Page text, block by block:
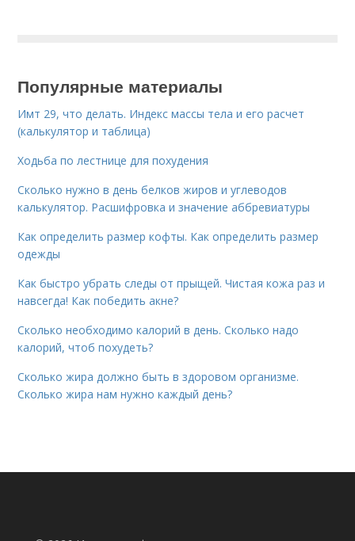
Популярные материалы
Имт 29, что делать. Индекс массы тела и его расчет
(калькулятор и таблица)
Ходьба по лестнице для похудения
Сколько нужно в день белков жиров и углеводов
калькулятор. Расшифровка и значение аббревиатуры
Как определить размер кофты. Как определить размер
одежды
Как быстро убрать следы от прыщей. Чистая кожа раз и
навсегда! Как победить акне?
Сколько необходимо калорий в день. Сколько надо
калорий, чтоб похудеть?
Сколько жира должно быть в здоровом организме.
Сколько жира нам нужно каждый день?